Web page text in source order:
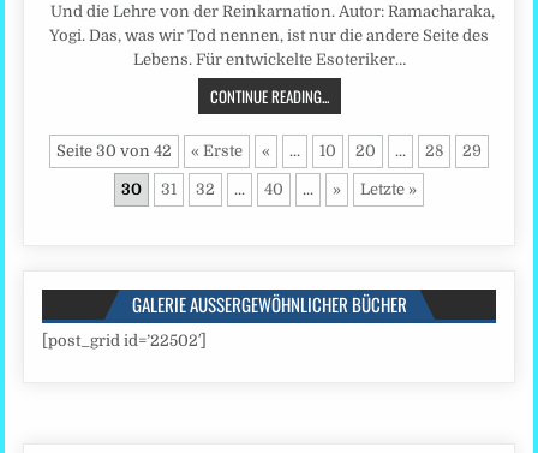
Und die Lehre von der Reinkarnation. Autor: Ramacharaka,
Yogi. Das, was wir Tod nennen, ist nur die andere Seite des
Lebens. Für entwickelte Esoteriker…
CONTINUE READING...
Seite 30 von 42 « Erste « ... 10 20 ... 28 29
30 31 32 ... 40 ... » Letzte »
GALERIE AUSSERGEWÖHNLICHER BÜCHER
[post_grid id=’22502′]